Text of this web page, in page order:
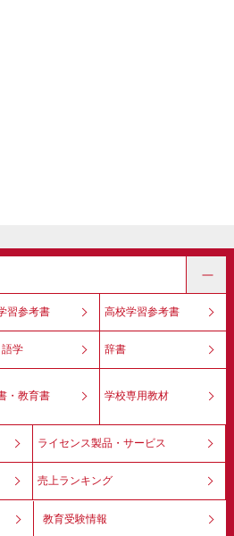
習参考書 高校学習参考書
語学 辞書
・教育書 学校専用教材
ライセンス製品・サービス
売上ランキング
教育受験情報